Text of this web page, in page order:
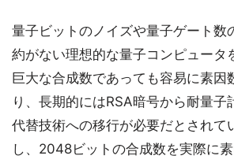
量子ビットのノイズや量子ゲート数
約がない理想的な量子コンピュータ
巨大な合成数であっても容易に素因
り、長期的にはRSA暗号から耐量子
代替技術への移行が必要だとされて
し、2048ビットの合成数を実際に